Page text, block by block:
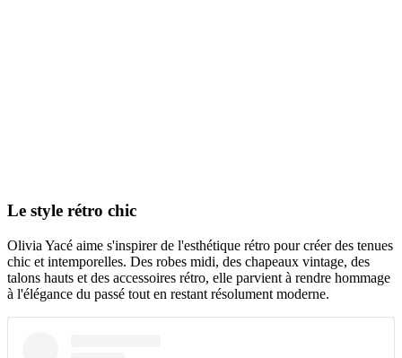
Le style rétro chic
Olivia Yacé aime s'inspirer de l'esthétique rétro pour créer des tenues
chic et intemporelles. Des robes midi, des chapeaux vintage, des
talons hauts et des accessoires rétro, elle parvient à rendre hommage
à l'élégance du passé tout en restant résolument moderne.